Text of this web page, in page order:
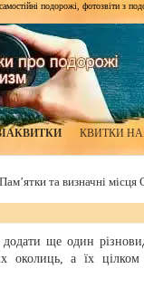
подорожі, фотозвіти з
КВИТКИ
Пам’ятки та визначні місця
ще один
околиць, а їх цілком